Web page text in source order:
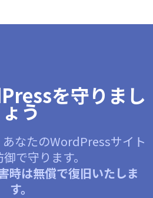
を守りまし
ょう
なたのWordPressサイト
で守ります。
時は無償で復旧いたしま
す。